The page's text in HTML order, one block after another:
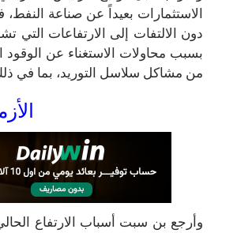
الاستثمارات بعيداً عن صناعة
دون الالتفات إلى الارتفاعات التي
بسبب محاولات الاستغناء عن الوقود
من مشاكل سلاسل التوريد، بما في
وأرجع بن سبت أسباب الارتفاع